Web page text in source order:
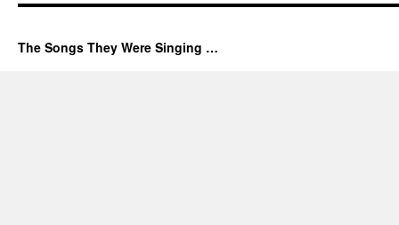
The Songs They Were Singing …